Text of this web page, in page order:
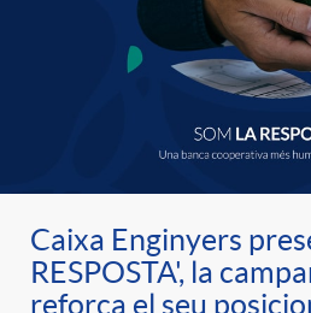
Caixa Enginyers
RESPOSTA', la
reforça el seu